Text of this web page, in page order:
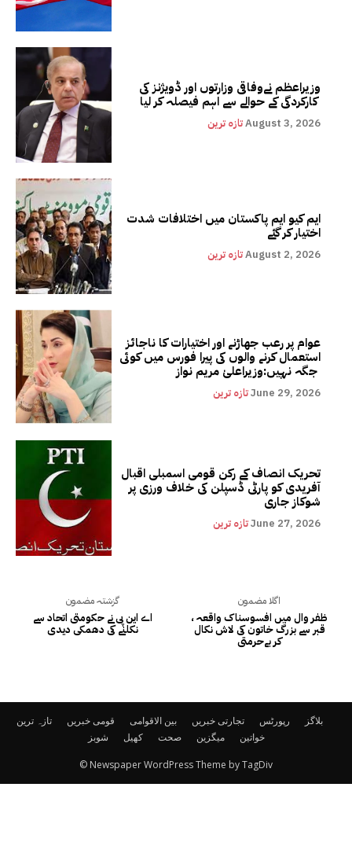
وزیراعظم نےوفاقی وزارتوں اور ڈویژنز کی
کارکردگی کے حوالے سے اہم فیصلہ کر لیا
تازہ ترینAugust 3, 2026
ایم کیو ایم پاکستان میں اختلافات شدت
اختیار کر گئے
تازہ ترینAugust 2, 2026
عوام پر رعب جھاڑنے اور اختیارات کا ناجائز
استعمال کرنے والوں کی پیرا فورس میں کوئی
تازہ ترینJune 29, 2026
تحریک انصاف کے رکن قومی اسمبلی اقبال
آفریدی کو پارٹی ڈسپلن کی خلاف ورزی پر
شوکاز جاری
تازہ ترینJune 27, 2026
گزشتہ مضمون
اے این پی نے حکومتی اتحاد سے
نکلنے کی دھمکی دیدی
اگلا مضمون
ظفر وال میں افسوسناک واقعہ ،
قبر سے بزرگ خاتون کی لاش نکال
کر بےحرمتی
تازہ ترین قومی خبریں بین الاقوامی تجارتی خبریں رپورٹس
بلاگز
شوبز
کھیل صحت میگزین خواتین
© Newspaper WordPress Theme by TagDiv